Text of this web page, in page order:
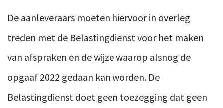
De aanleveraars moeten hiervoor in overleg
treden met de Belastingdienst voor het maken
van afspraken en de wijze waarop alsnog de
opgaaf 2022 gedaan kan worden. De
Belastingdienst doet geen toezegging dat geen